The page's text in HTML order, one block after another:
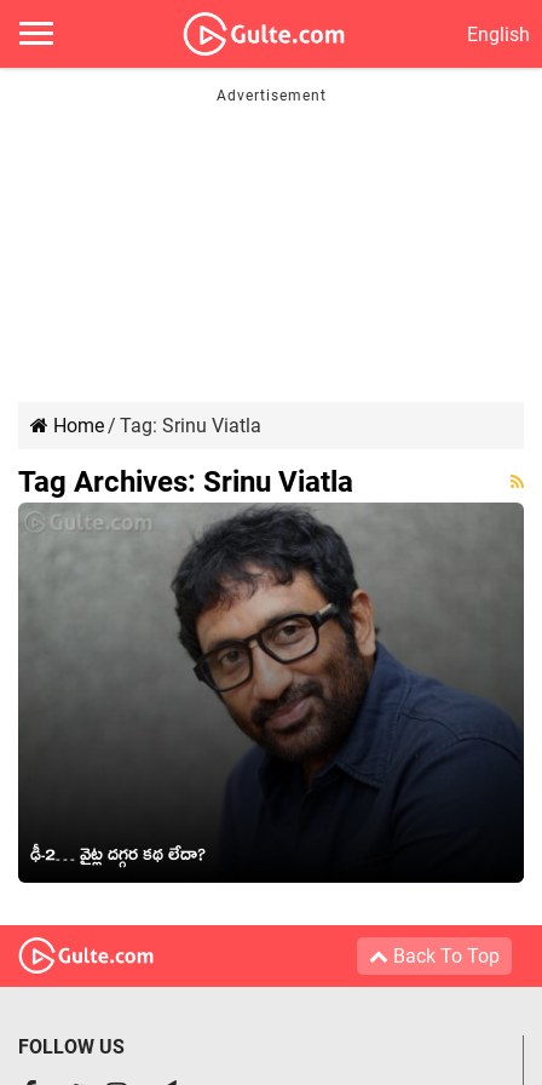
English
Home/ Tag: Srinu Viatla
Tag Archives: Srinu Viatla
ఢీ-2… వైట్ల దగ్గర కథ లేదా?
Back To Top
FOLLOW US